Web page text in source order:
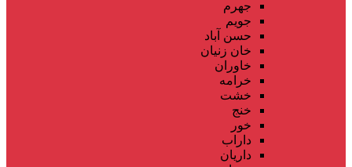
جهرم
جویم
حسن آباد
خان زنیان
خاوران
خرامه
خشت
خنج
خور
داراب
داریان